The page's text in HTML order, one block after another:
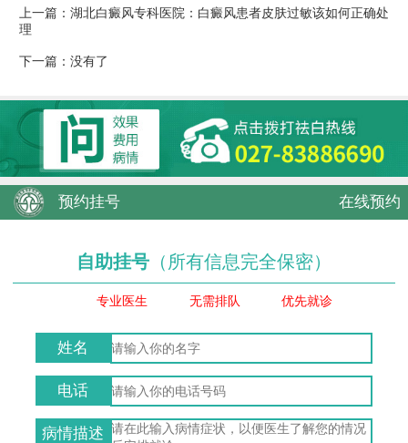
上一篇： 湖北白癜风专科医院：白癜风患者皮肤过敏该如何正确处
理
下一篇：没有了
预约挂号 在线预约
自助挂号 （所有信息完全保密）
专业医生 无需排队 优先就诊
姓名
电话
病情描述